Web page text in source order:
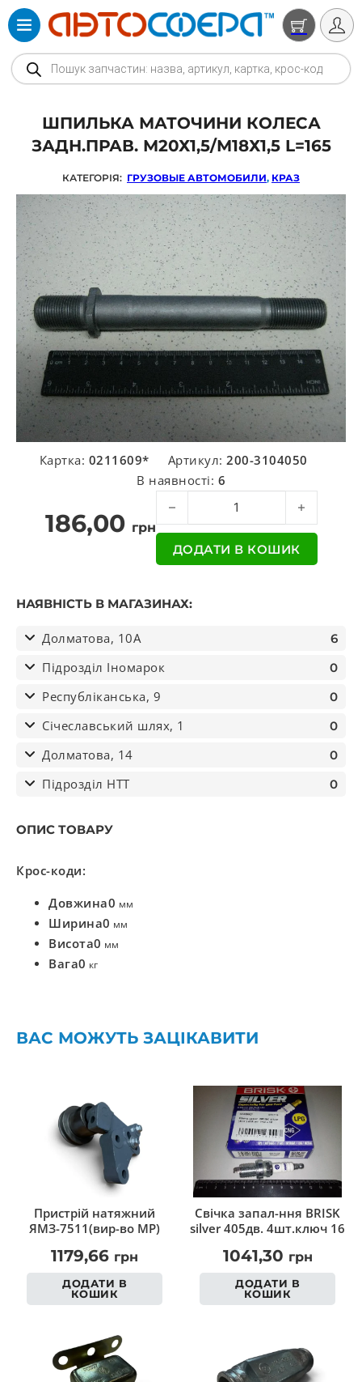
Products search
ШПИЛЬКА МАТОЧИНИ КОЛЕСА
ЗАДН.ПРАВ. М20Х1,5/М18Х1,5 L=165
КАТЕГОРІЯ: ГРУЗОВЫЕ АВТОМОБИЛИ, КРАЗ
Картка: 0211609* Артикул:200-3104050
В наявності: 6
186,00 грн
Шпилька маточини колеса
ДОДАТИ В КОШИК
НАЯВНІСТЬ В МАГАЗИНАХ:
Долматова, 10А 6
Підрозділ Іномарок 0
Республіканська, 9 0
Січеславський шлях, 1 0
Долматова, 14 0
Підрозділ НТТ 0
ОПИС ТОВАРУ
Крос-коди:
Довжина0 мм
Ширина0 мм
Висота0 мм
Вага0 кг
ВАС МОЖУТЬ ЗАЦІКАВИТИ
Пристрій натяжний
ЯМЗ-7511(вир-во МР)
1179,66 грн
ДОДАТИ В
КОШИК
Свічка запал-ння BRISK
silver 405дв. 4шт.ключ 16
1041,30 грн
ДОДАТИ В
КОШИК